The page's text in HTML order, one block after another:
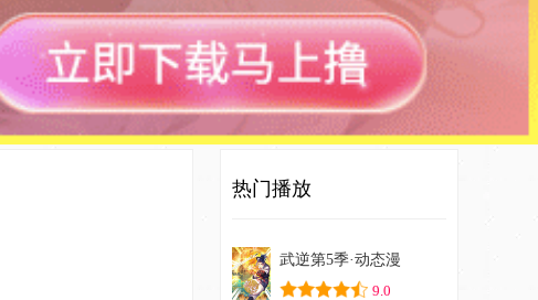
热门播放
武逆第5季·动态漫
9.0